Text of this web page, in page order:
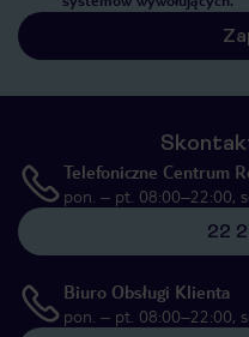
Telefoniczne Centrum
pon. – pt. 08:00–22:00,
22
Biuro Obsługi Klienta
pon. – pt. 08:00–22:00,